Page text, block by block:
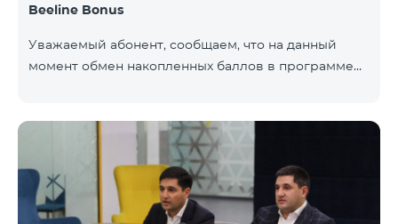
Beeline Bonus
Уважаемый абонент, сообщаем, что на данный
момент обмен накопленных баллов в программе
категорий: Nickel, Bronze, Silver, Platinum.